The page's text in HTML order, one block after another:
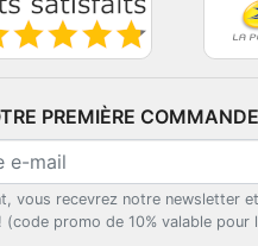
PREMIÈRE
vous recevrez notre newsletter
promo de 10% valable pour